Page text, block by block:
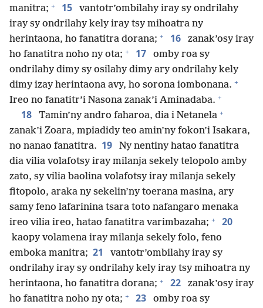
manitra; + 15
vantotr’ombilahy iray sy ondrilahy
iray sy ondrilahy kely iray tsy mihoatra ny
herintaona, ho fanatitra dorana; + 16
zanak’osy iray
ho fanatitra noho ny ota; + 17
omby roa sy
ondrilahy dimy sy osilahy dimy ary ondrilahy kely
dimy izay herintaona avy, ho sorona iombonana. +
Ireo no fanatitr’i Nasona zanak’i Aminadaba. +
18 Tamin’ny andro faharoa, dia i Netanela +
zanak’i Zoara, mpiadidy teo amin’ny fokon’i Isakara,
no nanao fanatitra. 19
Ny nentiny hatao fanatitra
dia vilia volafotsy iray milanja sekely telopolo amby
zato, sy vilia baolina volafotsy iray milanja sekely
fitopolo, araka ny sekelin’ny toerana masina, ary
samy feno lafarinina tsara toto nafangaro menaka
ireo vilia ireo, hatao fanatitra varimbazaha; + 20
kaopy volamena iray milanja sekely folo, feno
emboka manitra; 21
vantotr’ombilahy iray sy
ondrilahy iray sy ondrilahy kely iray tsy mihoatra ny
herintaona, ho fanatitra dorana; + 22
zanak’osy iray
ho fanatitra noho ny ota; + 23
omby roa sy